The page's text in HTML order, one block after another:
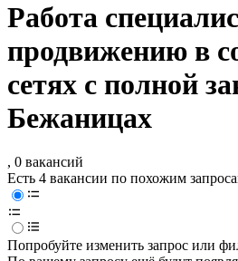
Работа
продвижению в
сетях с полной
Бежаницах
, 0 вакансий
Есть 4 вакансии по похожим
Попробуйте изменить запрос или